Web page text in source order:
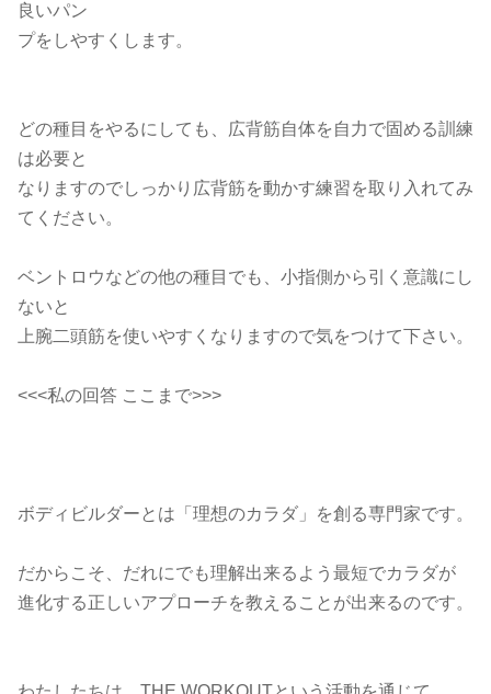
良いパン
プをしやすくします。
どの種目をやるにしても、広背筋自体を自力で固める訓練
は必要と
なりますのでしっかり広背筋を動かす練習を取り入れてみ
てください。
ベントロウなどの他の種目でも、小指側から引く意識にし
ないと
上腕二頭筋を使いやすくなりますので気をつけて下さい。
<<<私の回答 ここまで>>>
ボディビルダーとは「理想のカラダ」を創る専門家です。
だからこそ、だれにでも理解出来るよう最短でカラダが
進化する正しいアプローチを教えることが出来るのです。